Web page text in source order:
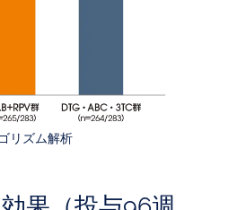
リズム解析